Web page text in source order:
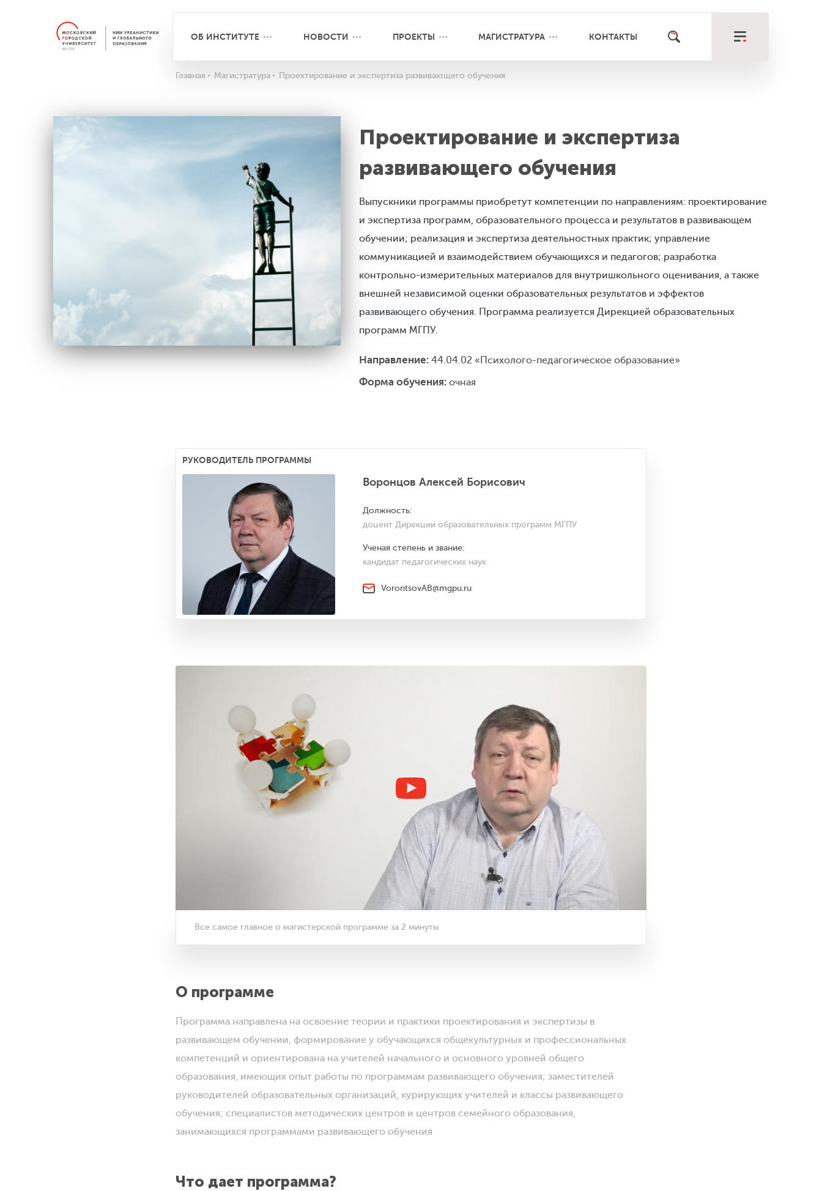
ОБ ИНСТИТУТЕ НОВОСТИ ПРОЕКТЫ МАГИСТРАТУРА КОНТАКТЫ
Главная Магистратура Проектирование и экспертиза развивающего обучения
Проектирование и экспертиза
развивающего обучения
Выпускники программы приобретут компетенции по направлениям: проектирование
и экспертиза программ, образовательного процесса и результатов в развивающем
обучении; реализация и экспертиза деятельностных практик; управление
коммуникацией и взаимодействием обучающихся и педагогов; разработка
контрольно-измерительных материалов для внутришкольного оценивания, а также
внешней независимой оценки образовательных результатов и эффектов
развивающего обучения. Программа реализуется Дирекцией образовательных
программ МГПУ.
Направление: 44.04.02 «Психолого-педагогическое образование»
Форма обучения: очная
РУКОВОДИТЕЛЬ ПРОГРАММЫ
Воронцов Алексей Борисович
Должность:
доцент Дирекции образовательных программ МГПУ
Ученая степень и звание:
кандидат педагогических наук
VorontsovAB@mgpu.ru
Все самое главное о магистерской программе за 2 минуты
О программе
Программа направлена на освоение теории и практики проектирования и экспертизы в
развивающем обучении, формирование у обучающихся общекультурных и профессиональных
компетенций и ориентирована на учителей начального и основного уровней общего
образования, имеющих опыт работы по программам развивающего обучения; заместителей
руководителей образовательных организаций, курирующих учителей и классы развивающего
обучения; специалистов методических центров и центров семейного образования,
занимающихся программами развивающего обучения
Что дает программа?